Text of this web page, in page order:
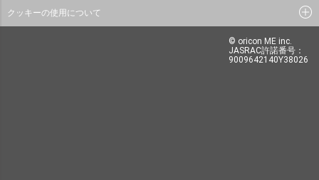
クッキーの使用について
© oricon ME inc.
JASRAC許諾番号：
9009642140Y38026